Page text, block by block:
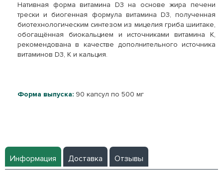
Нативная форма витамина D3 на основе жира печени
трески и биогенная формула витамина D3, полученная
биотехнологическим синтезом из мицелия гриба шиитаке,
обогащённая биокальцием и источниками витамина К,
рекомендована в качестве дополнительного источника
витаминов D3, К и кальция.
Форма выпуска: 90 капсул по 500 мг
Информация Доставка Отзывы